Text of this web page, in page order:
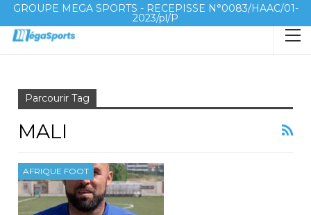
GROUPE MEGA SPORTS - RECEPISSE N°0083/HAAC/01-
2023/pl/P
Parcourir Tag
MALI
AFRIQUE FOOT